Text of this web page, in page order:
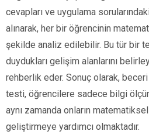
cevapları ve uygulama sorularındaki
alınarak, her bir öğrencinin
şekilde analiz edilebilir. Bu tür bir
duydukları gelişim alanlarını
rehberlik eder. Sonuç olarak,
testi, öğrencilere sadece bilgi
aynı zamanda onların
geliştirmeye yardımcı olmaktadır.